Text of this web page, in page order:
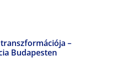
–
Budapesten